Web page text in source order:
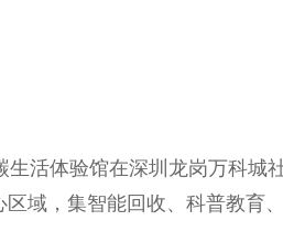
生活体验馆在深圳龙岗万科城
域，集智能回收、科普教育